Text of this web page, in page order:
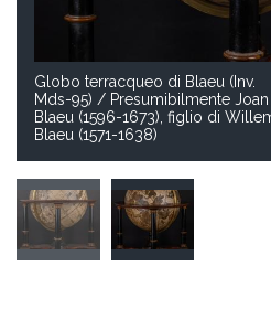
Globo terracqueo di Blaeu (Inv.
Mds-95) / Presumibilmente Joan
Blaeu (1596-1673), figlio di
Blaeu (1571-1638)